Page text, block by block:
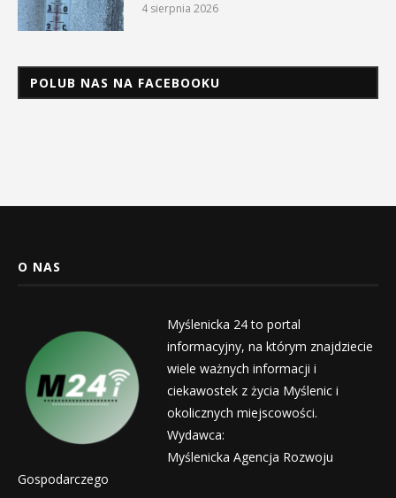
4 sierpnia 2026
POLUB NAS NA FACEBOOKU
O NAS
Myślenicka 24 to portal
informacyjny, na którym znajdziecie
wiele ważnych informacji i
ciekawostek z życia Myślenic i
okolicznych miejscowości.
Wydawca:
Myślenicka Agencja Rozwoju
Gospodarczego